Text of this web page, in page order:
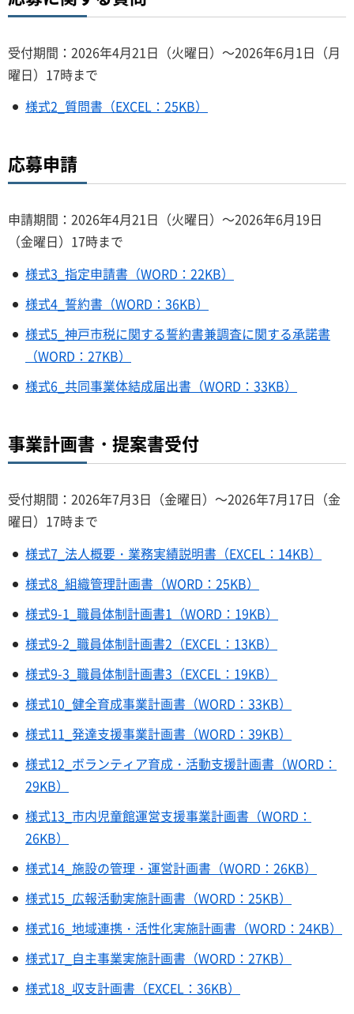
受付期間：2026年4月21日（火曜日）～2026年6月1日（月
曜日）17時まで
様式2_質問書（EXCEL：25KB）
応募申請
申請期間：2026年4月21日（火曜日）～2026年6月19日
（金曜日）17時まで
様式3_指定申請書（WORD：22KB）
様式4_誓約書（WORD：36KB）
様式5_神戸市税に関する誓約書兼調査に関する承諾書
（WORD：27KB）
様式6_共同事業体結成届出書（WORD：33KB）
事業計画書・提案書受付
受付期間：2026年7月3日（金曜日）～2026年7月17日（金
曜日）17時まで
様式7_法人概要・業務実績説明書（EXCEL：14KB）
様式8_組織管理計画書（WORD：25KB）
様式9-1_職員体制計画書1（WORD：19KB）
様式9-2_職員体制計画書2（EXCEL：13KB）
様式9-3_職員体制計画書3（EXCEL：19KB）
様式10_健全育成事業計画書（WORD：33KB）
様式11_発達支援事業計画書（WORD：39KB）
様式12_ボランティア育成・活動支援計画書（WORD：
29KB）
様式13_市内児童館運営支援事業計画書（WORD：
26KB）
様式14_施設の管理・運営計画書（WORD：26KB）
様式15_広報活動実施計画書（WORD：25KB）
様式16_地域連携・活性化実施計画書（WORD：24KB）
様式17_自主事業実施計画書（WORD：27KB）
様式18_収支計画書（EXCEL：36KB）